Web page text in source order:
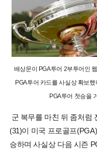
배상문이 PGA투어 2부투어인
PGA투어 카드를 사실상 확보
PGA투어 첫승을
군 복무를 마친 뒤 좀처럼
(31)이 미국 프로골프
승하며 사실상 다음 시즌